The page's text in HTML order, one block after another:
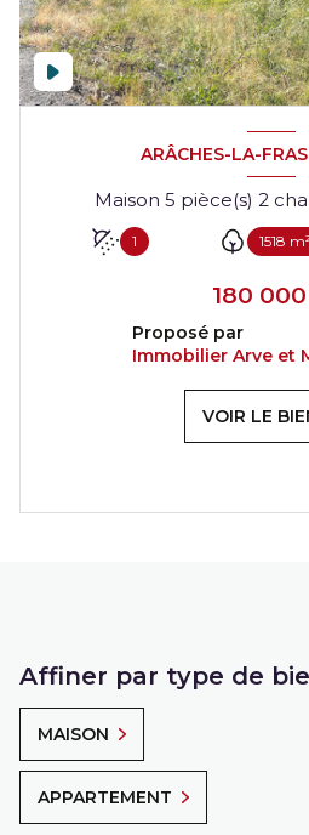
ARÂCHES-LA-
1 1518 m²
180
Proposé par
Immobilier Arve et
VOIR LE
Affiner par type de
MAISON
APPARTEMENT